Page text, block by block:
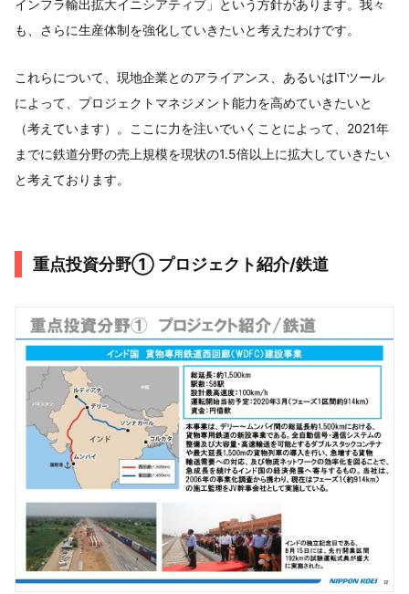
インフラ輸出拡大イニシアティブ」という方針があります。我々
も、さらに生産体制を強化していきたいと考えたわけです。
これらについて、現地企業とのアライアンス、あるいはITツール
によって、プロジェクトマネジメント能力を高めていきたいと
（考えています）。ここに力を注いでいくことによって、2021年
までに鉄道分野の売上規模を現状の1.5倍以上に拡大していきたい
と考えております。
重点投資分野① プロジェクト紹介/鉄道